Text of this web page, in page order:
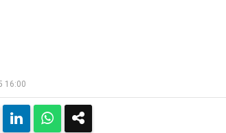
16:00